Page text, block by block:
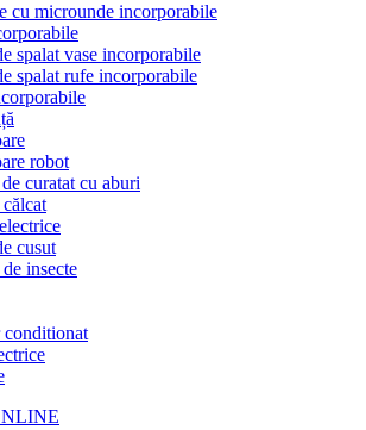
cu microunde incorporabile
spalat vase incorporabile
spalat rufe incorporabile
robot
curatat cu aburi
cusut
insecte
conditionat